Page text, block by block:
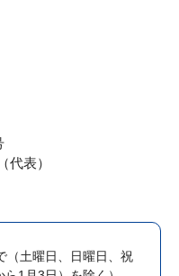
表）
（土曜日、日曜日、祝